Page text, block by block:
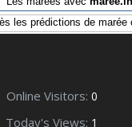
Online Visitors: 0
Today's Views: 1